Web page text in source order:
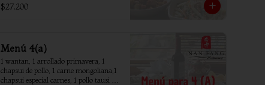
$27.200
Menú 4(a)
1 wantan, 1 arrollado primavera, 1
chapsui de pollo, 1 carne mongoliana,1
chapsui especial carnes, 1 pollo tausi 4